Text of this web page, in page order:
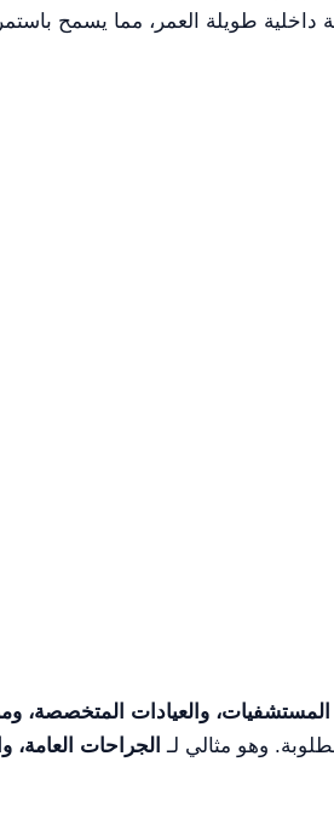
داخلية طويلة العمر، مما يسمح
والعيادات المتخصصة،
وهو مثالي لـ الجراحات